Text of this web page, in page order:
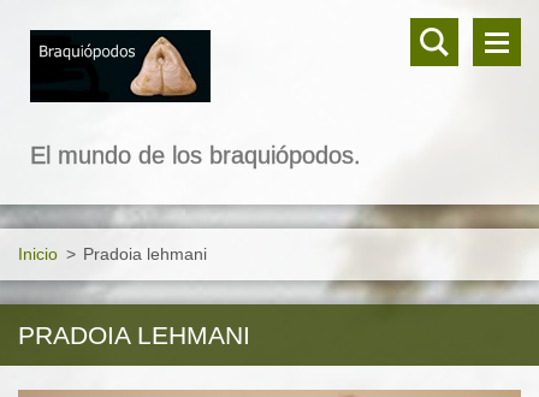
El mundo de los braquiópodos.
Inicio > Pradoia lehmani
PRADOIA LEHMANI